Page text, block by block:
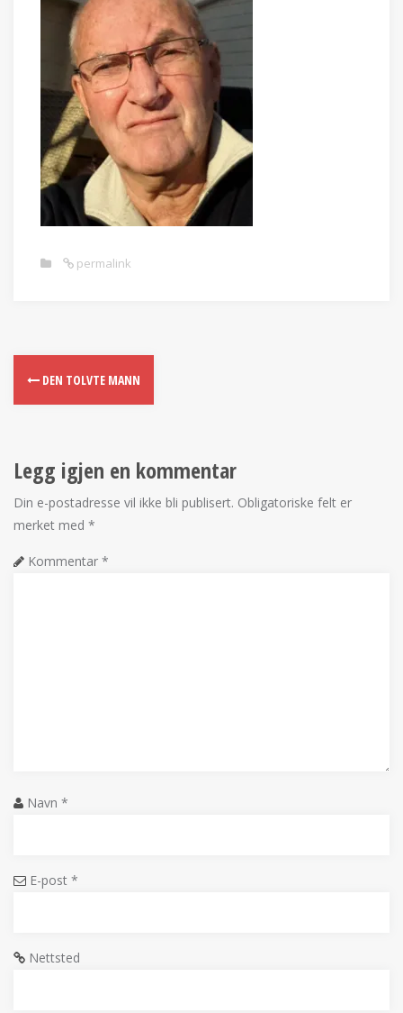
permalink
DEN TOLVTE MANN
Legg igjen en kommentar
Din e-postadresse vil ikke bli publisert. Obligatoriske felt er
merket med *
Kommentar *
Navn *
E-post *
Nettsted